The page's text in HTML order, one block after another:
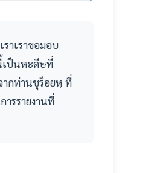
าเราขอมอบ
เป็นหะดีษที่
ากท่านชุร็อยหฺ ที่
รรายงานที่